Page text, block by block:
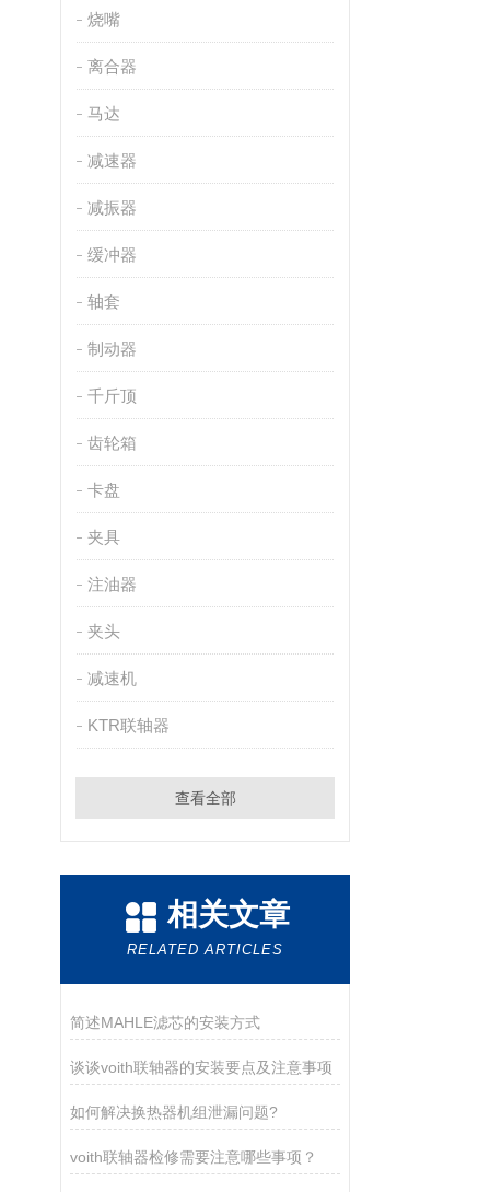
烧嘴
离合器
马达
减速器
减振器
缓冲器
轴套
制动器
千斤顶
齿轮箱
卡盘
夹具
注油器
夹头
减速机
KTR联轴器
查看全部
相关文章
RELATED ARTICLES
简述MAHLE滤芯的安装方式
谈谈voith联轴器的安装要点及注意事项
如何解决换热器机组泄漏问题?
voith联轴器检修需要注意哪些事项？